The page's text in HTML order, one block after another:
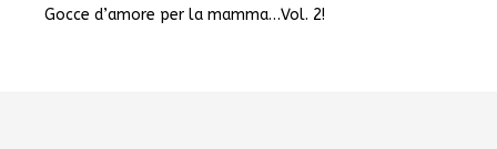
Gocce d’amore per la mamma…Vol. 2!